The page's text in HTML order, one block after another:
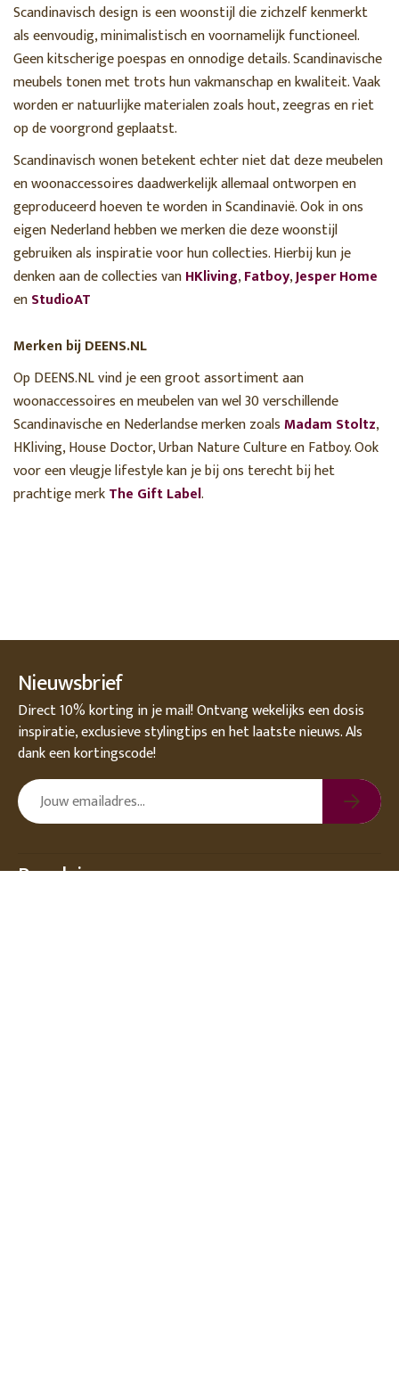
Scandinavisch design is een woonstijl die zichzelf kenmerkt
als eenvoudig, minimalistisch en voornamelijk functioneel.
Geen kitscherige poespas en onnodige details. Scandinavische
meubels tonen met trots hun vakmanschap en kwaliteit. Vaak
worden er natuurlijke materialen zoals hout, zeegras en riet
op de voorgrond geplaatst.
Scandinavisch wonen betekent echter niet dat deze meubelen
en woonaccessoires daadwerkelijk allemaal ontworpen en
geproduceerd hoeven te worden in Scandinavië. Ook in ons
eigen Nederland hebben we merken die deze woonstijl
gebruiken als inspiratie voor hun collecties. Hierbij kun je
denken aan de collecties vanHKliving,Fatboy,Jesper Home
enStudioAT
Merken bij DEENS.NL
Op DEENS.NL vind je een groot assortiment aan
woonaccessoires en meubelen van wel 30 verschillende
Scandinavische en Nederlandse merken zoalsMadam Stoltz,
HKliving, House Doctor, Urban Nature Culture en Fatboy. Ook
voor een vleugje lifestyle kan je bij ons terecht bij het
prachtige merkThe Gift Label.
Nieuwsbrief
Direct 10% korting in je mail! Ontvang wekelijks een dosis
inspiratie, exclusieve stylingtips en het laatste nieuws. Als
dank een kortingscode!
Populair